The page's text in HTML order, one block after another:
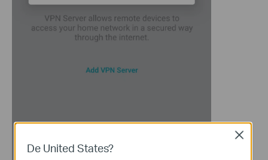
De United States?
Close